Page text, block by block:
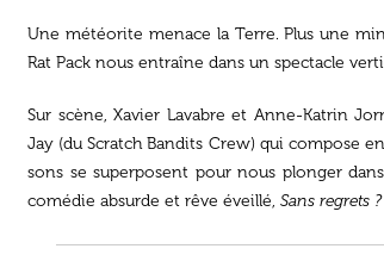
Une météorite menace la Terre. Plus une
Rat Pack nous entraîne dans un spectacle
Sur scène, Xavier Lavabre et Anne-Katrin
Jay (du Scratch Bandits Crew) qui compose
sons se superposent pour nous plonger
comédie absurde et rêve éveillé, Sans regrets ?